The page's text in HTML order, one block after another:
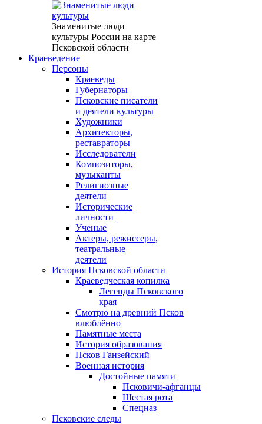
Знаменитые люди
культуры России на карте
Псковской области
Краеведение
Персоны
Краеведы
Губернаторы
Псковские писатели
и деятели культуры
Художники
Архитекторы,
реставраторы
Исследователи
Композиторы,
музыканты
Религиозные
деятели
Исторические
личности
Ученые
Актеры, режиссеры,
театральные
деятели
История Псковской области
Краеведческая копилка
Легенды Псковского
края
Смотрю на древний Псков
влюблённо
Памятные места
История образования
Псков Ганзейский
Военная история
Достойные памяти
Псковичи-афганцы
Шестая рота
Спецназ
Псковские следы